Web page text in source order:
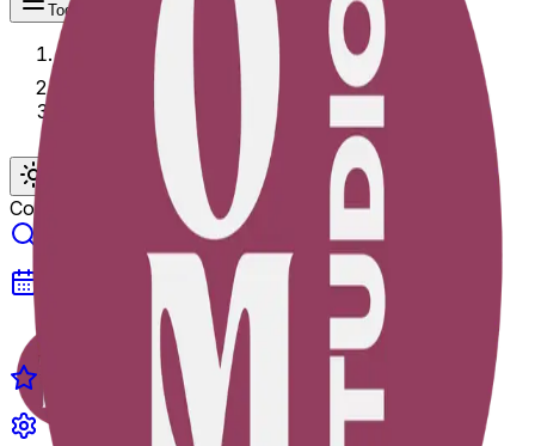
Toggle theme
Studio
Toggle theme
Collection not found.